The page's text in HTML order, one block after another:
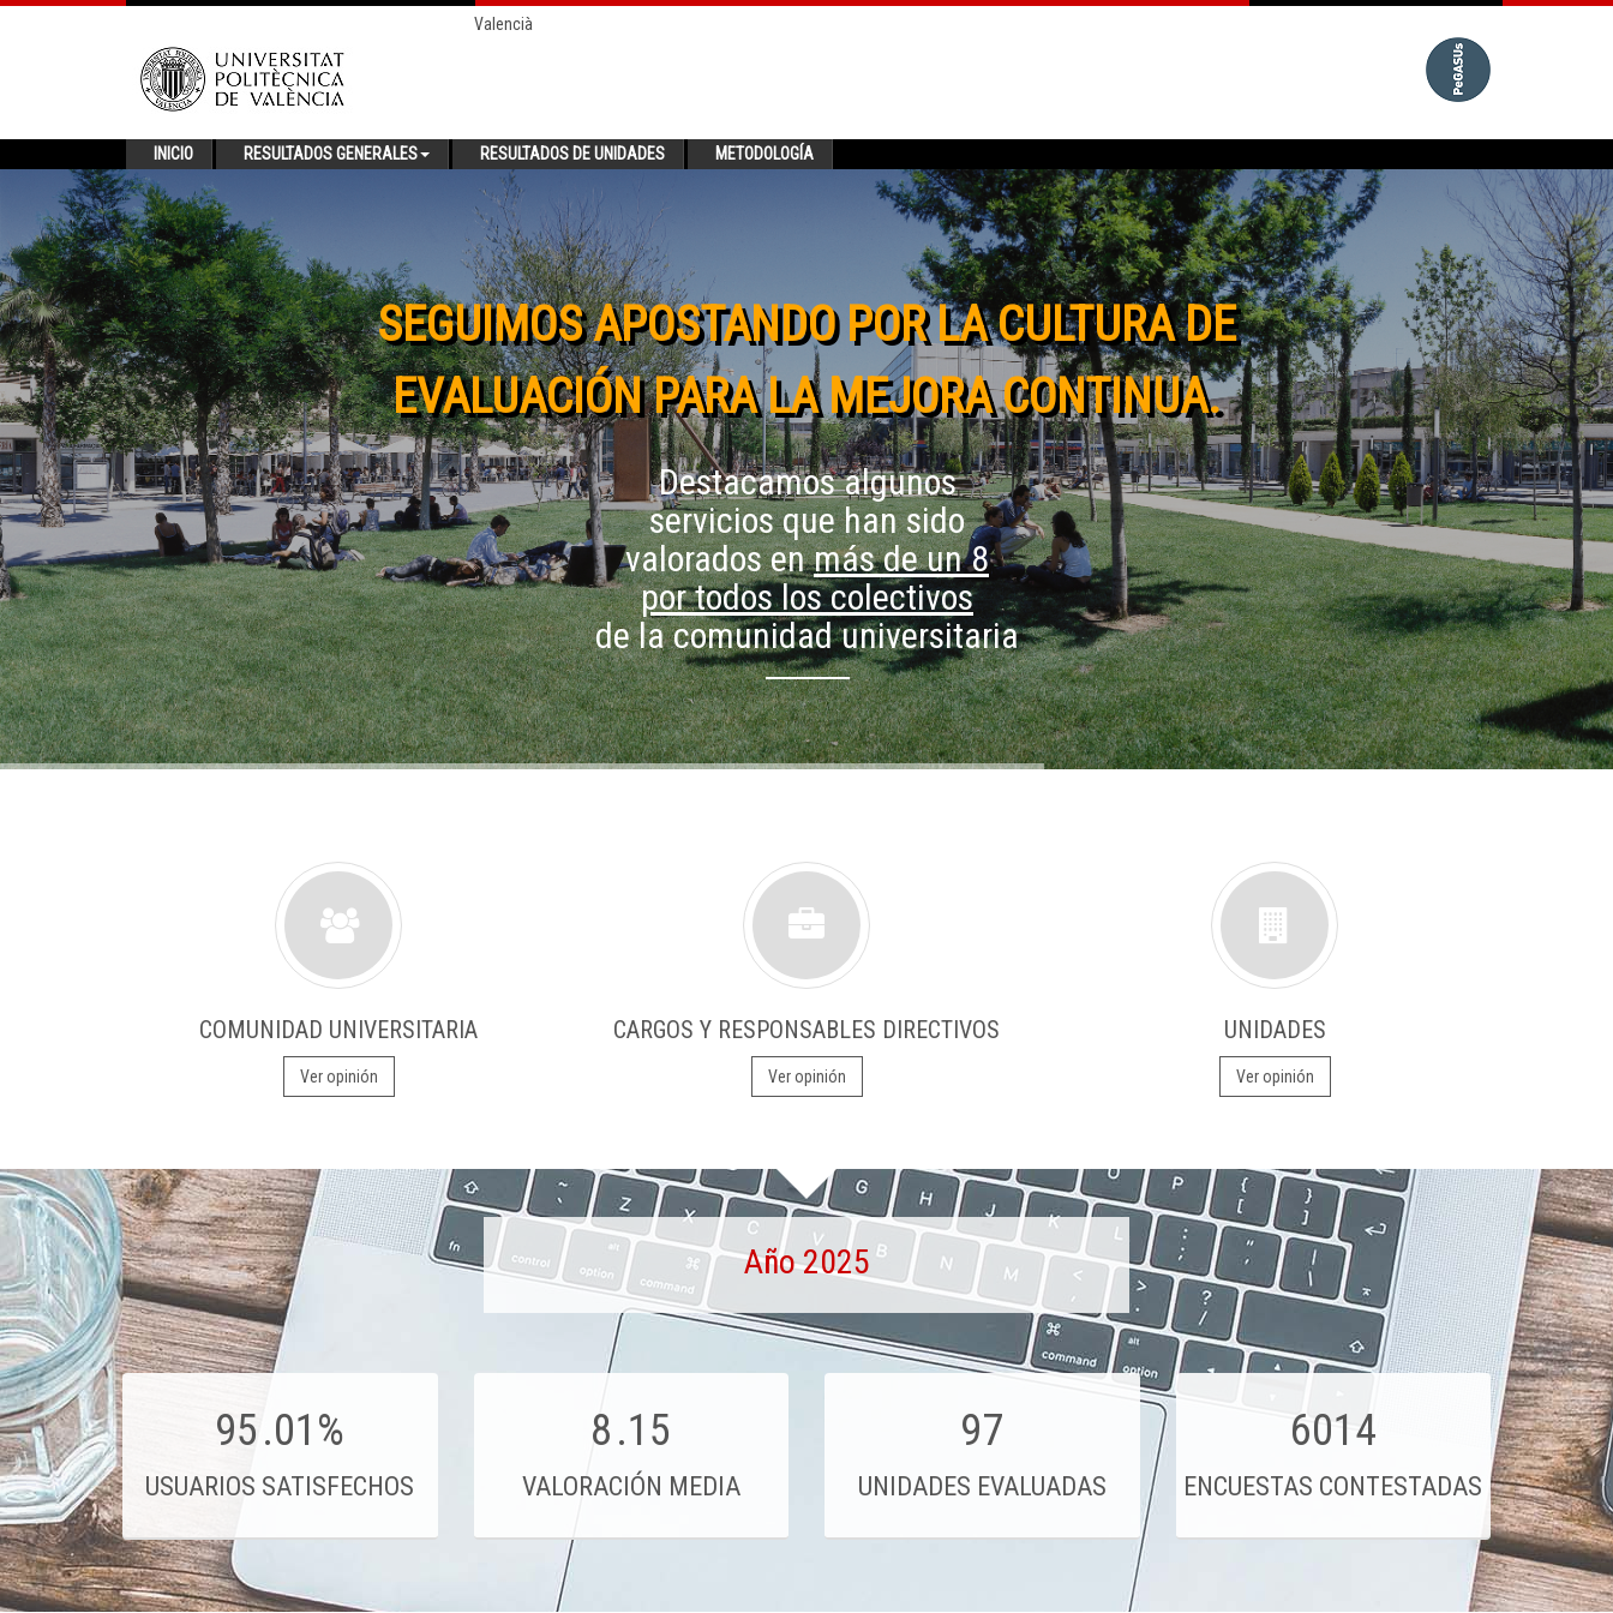
Valencià
INICIO RESULTADOS GENERALES RESULTADOS DE UNIDADES METODOLOGÍA
SEGUIMOS APOSTANDO POR LA CULTURA DE
EVALUACIÓN PARA LA MEJORA CONTINUA.
Destacamos algunos
servicios que han sido
valorados enmás de un 8
por todos los colectivos
de la comunidad universitaria
COMUNIDAD UNIVERSITARIA
Ver opinión
CARGOS Y RESPONSABLES DIRECTIVOS
Ver opinión
UNIDADES
Ver opinión
Año 2025
95.01%
USUARIOS SATISFECHOS
8.15
VALORACIÓN MEDIA
97
UNIDADES EVALUADAS
6014
ENCUESTAS CONTESTADAS